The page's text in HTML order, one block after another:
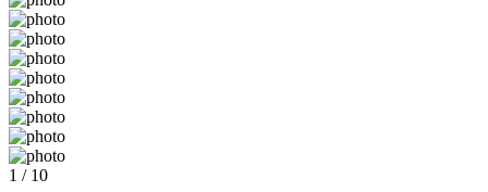
1 / 10